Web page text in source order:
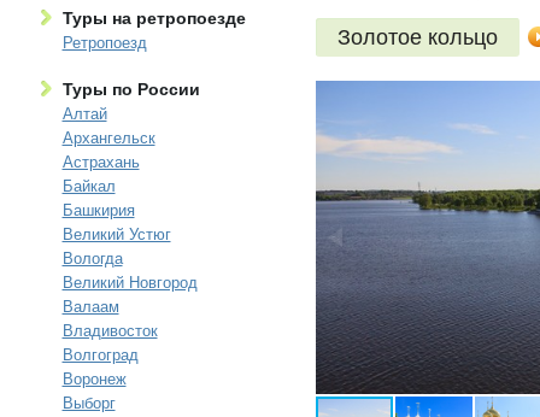
Туры на ретропоезде
Ретропоезд
Туры по России
Алтай
Архангельск
Астрахань
Байкал
Башкирия
Великий Устюг
Вологда
Великий Новгород
Валаам
Владивосток
Волгоград
Воронеж
Выборг
Золотое кольцо